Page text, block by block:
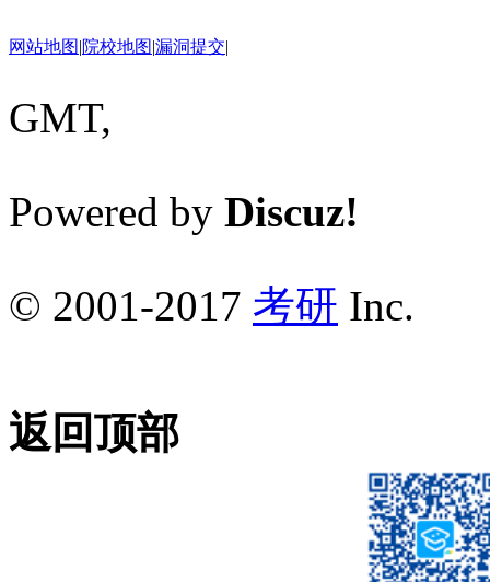
网站地图|院校地图|漏洞提交|
GMT,
Powered by Discuz!
© 2001-2017 考研 Inc.
返回顶部